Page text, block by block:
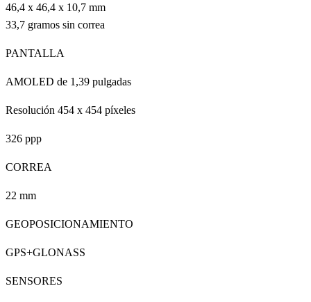
46,4 x 46,4 x 10,7 mm
33,7 gramos sin correa
PANTALLA
AMOLED de 1,39 pulgadas
Resolución 454 x 454 píxeles
326 ppp
CORREA
22 mm
GEOPOSICIONAMIENTO
GPS+GLONASS
SENSORES